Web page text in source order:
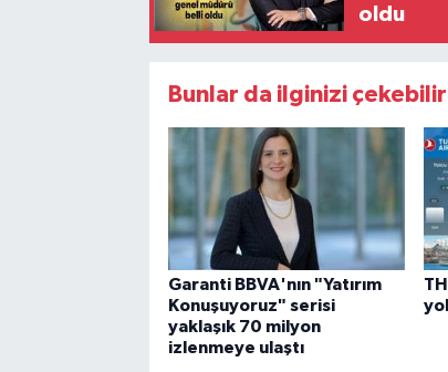
oldu
Bunlar da ilginizi çekebilir
Garanti BBVA'nın "Yatırım
Konuşuyoruz" serisi
yaklaşık 70 milyon
izlenmeye ulaştı